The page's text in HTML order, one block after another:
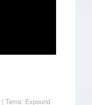
| Tema: Expound